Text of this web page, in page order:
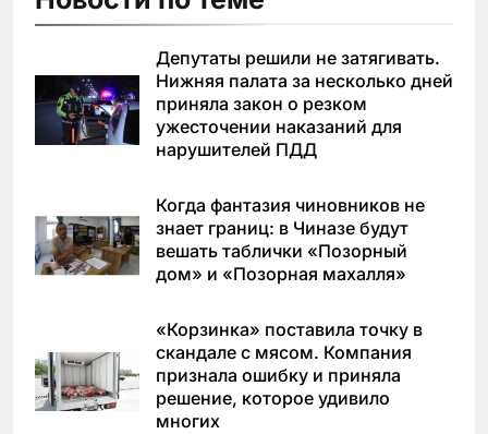
Депутаты решили не затягивать.
Нижняя палата за несколько дней
приняла закон о резком
ужесточении наказаний для
нарушителей ПДД
Когда фантазия чиновников не
знает границ: в Чиназе будут
вешать таблички «Позорный
дом» и «Позорная махалля»
«Корзинка» поставила точку в
скандале с мясом. Компания
признала ошибку и приняла
решение, которое удивило
многих